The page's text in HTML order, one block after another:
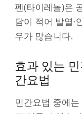
펜(타이레놀)은
담이 적어 발열·
우가 많습니다.
효과 있는
간요법
민간요법 중에